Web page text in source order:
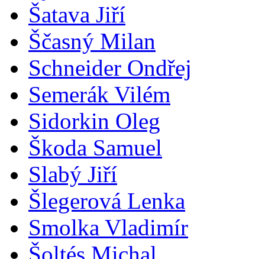
Šatava Jiří
Ščasný Milan
Schneider Ondřej
Semerák Vilém
Sidorkin Oleg
Škoda Samuel
Slabý Jiří
Šlegerová Lenka
Smolka Vladimír